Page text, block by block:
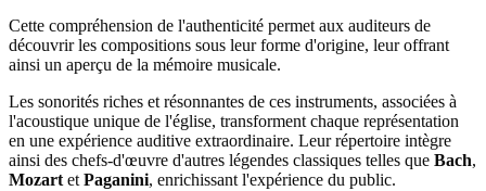
Cette compréhension de l'authenticité permet aux auditeurs de
découvrir les compositions sous leur forme d'origine, leur offrant
ainsi un aperçu de la mémoire musicale.
Les sonorités riches et résonnantes de ces instruments, associées à
l'acoustique unique de l'église, transforment chaque représentation
en une expérience auditive extraordinaire. Leur répertoire intègre
ainsi des chefs-d'œuvre d'autres légendes classiques telles que Bach,
Mozart et Paganini, enrichissant l'expérience du public.